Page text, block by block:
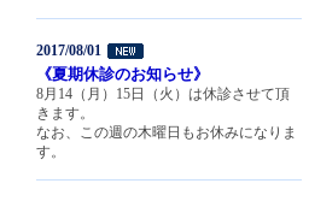
2017/08/01
《夏期休診のお知らせ》
8月14（月）15日（火）は休診させて頂
きます。
なお、この週の木曜日もお休みになりま
す。